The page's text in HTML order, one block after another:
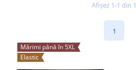
Afișez 1-1 din 1
1
Mărimi până în 5XL
Elastic